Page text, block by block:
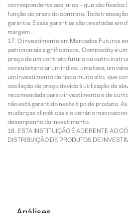
correspondente aos juros – que são fixados
função do prazo do contrato. Toda
garantia. Essas garantias são prestadas em
margem.
O investimento em Mercados Futuros
patrimoniais significativos. Commodity é
preço de um contrato futuro ou outro
consubstanciar um índice, uma taxa, um
um investimento de risco muito alto, que
oscilação de preço devido à utilização de
recomendada para o investimento é de
não está garantido neste tipo de produto.
mudanças climáticas e o cenário
desempenho do investimento.
ESTA INSTITUIÇÃO É ADERENTE AO
DISTRIBUIÇÃO DE PRODUTOS DE